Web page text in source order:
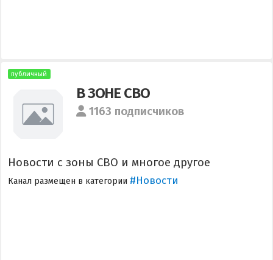
публичный
В ЗОНЕ СВО
1163 подписчиков
Новости с зоны СВО и многое другое
Канал размещен в категории #Новости